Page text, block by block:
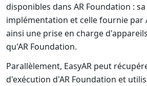
disponibles dans AR Foundation :
implémentation et celle fournie par
ainsi une prise en charge
qu'AR Foundation.
Parallèlement, EasyAR peut
d'exécution d'AR Foundation et